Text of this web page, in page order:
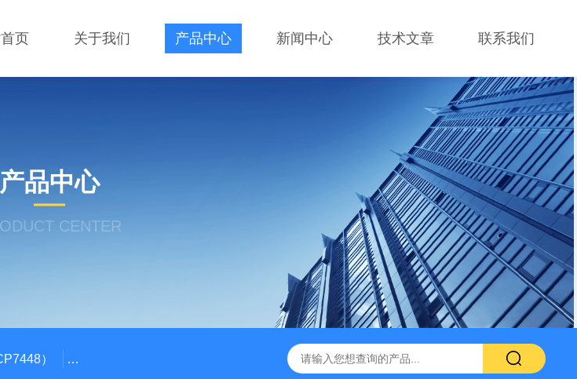
页 关于我们 产品中心 新闻中心 技术文章 联系我们
产品中心
CENTER
） 岛津GL Inertsil ODS-3 4.6*250mm/5um 5020-01732 大连依利特Hypersil ODS2